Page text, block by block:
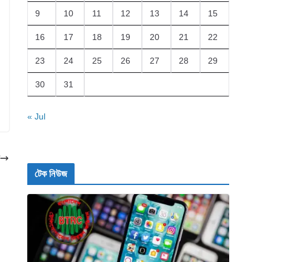
9 10 11 12 13 14 15
16 17 18 19 20 21 22
23 24 25 26 27 28 29
30 31
« Jul
টেক নিউজ